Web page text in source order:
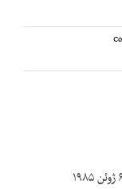
روایت‌کننده: آقای مهدی پیراسته تاریخ مصاحبه: ۶ ژوئن ۱۹۸۵